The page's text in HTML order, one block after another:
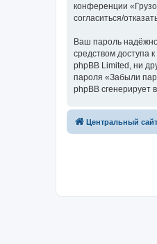
конференции
согласиться/
Ваш пароль
средством доступа
phpBB Limited, ни
пароля «Забыли
phpBB сгенерирует
Центральный сайт